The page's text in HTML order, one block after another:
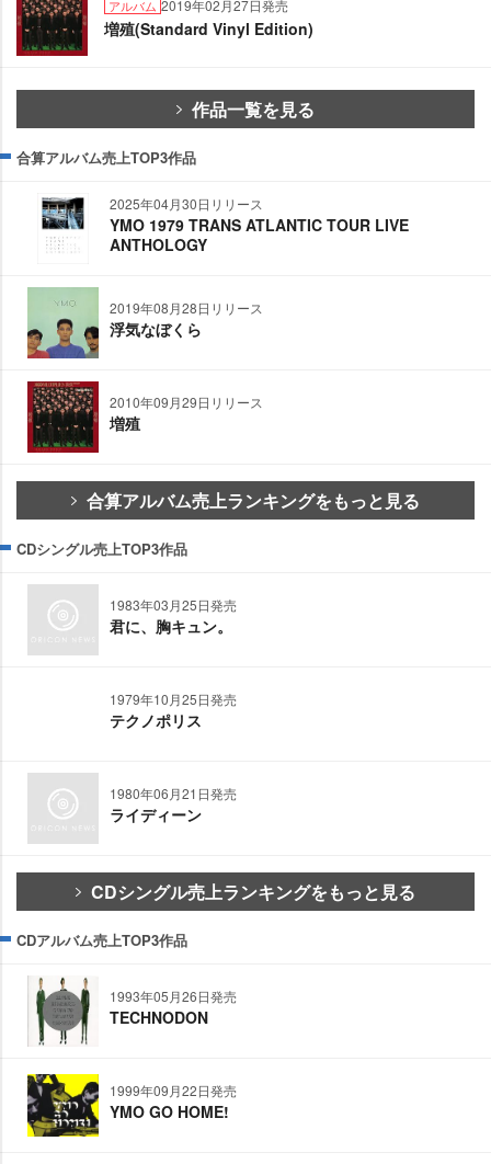
アルバム 2019年02月27日発売
増殖(Standard Vinyl Edition)
作品一覧を見る
合算アルバム売上TOP3作品
2025年04月30日リリース
YMO 1979 TRANS ATLANTIC TOUR LIVE
ANTHOLOGY
2019年08月28日リリース
浮気なぼくら
2010年09月29日リリース
増殖
合算アルバム売上ランキングをもっと見る
CDシングル売上TOP3作品
1983年03月25日発売
君に、胸キュン。
1979年10月25日発売
テクノポリス
1980年06月21日発売
ライディーン
CDシングル売上ランキングをもっと見る
CDアルバム売上TOP3作品
1993年05月26日発売
TECHNODON
1999年09月22日発売
YMO GO HOME!